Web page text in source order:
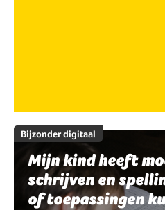
Bijzonder digitaal
Mijn kind heeft
schrijven en
of toepassingen